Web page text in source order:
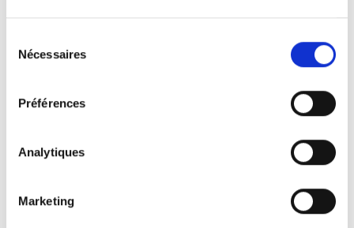
Nécessaires
Préférences
Analytiques
Marketing